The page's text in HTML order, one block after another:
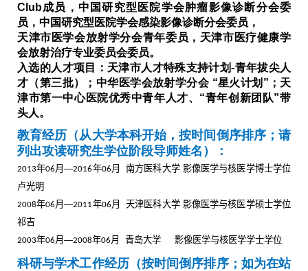
Club成员，中国研究型医院学会肿瘤影像诊断分会委
员，中国研究型医院学会感染影像诊断分会委员，
天津市医学会放射学分会青年委员，天津市医疗健康学
会放射治疗专业委员会委员。
入选的人才项目：天津市人才特殊支持计划-青年拔尖人
才（第三批）；中华医学会放射学分会 “星火计划”；天
津市第一中心医院优秀中青年人才、“青年创新团队”带
头人。
教育经历（从大学本科开始，按时间倒序排序；请
列出攻读研究生学位阶段导师姓名）：
2013年06月—2016年06月 南方医科大学 影像医学与核医学博士学位
卢光明
2008年06月—2011年06月 天津医科大学 影像医学与核医学硕士学位
祁吉
2003年06月—2008年06月 青岛大学 影像医学与核医学学士学位
科研与学术工作经历（按时间倒序排序；如为在站